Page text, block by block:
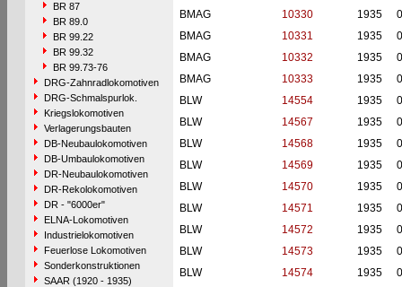
BR 87
BR 89.0
BR 99.22
BR 99.32
BR 99.73-76
DRG-Zahnradlokomotiven
DRG-Schmalspurlok.
Kriegslokomotiven
Verlagerungsbauten
DB-Neubaulokomotiven
DB-Umbaulokomotiven
DR-Neubaulokomotiven
DR-Rekolokomotiven
DR - "6000er"
ELNA-Lokomotiven
Industrielokomotiven
Feuerlose Lokomotiven
Sonderkonstruktionen
SAAR (1920 - 1935)
BMAG
10330 1935
BMAG
10331 1935
BMAG
10332 1935
BMAG
10333 1935
BLW
14554 1935
BLW
14567 1935
BLW
14568 1935
BLW
14569 1935
BLW
14570 1935
BLW
14571 1935
BLW
14572 1935
BLW
14573 1935
BLW
14574 1935